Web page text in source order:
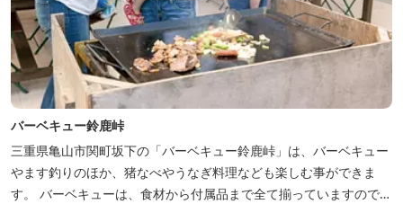
バーベキュー鈴鹿峠
三重県亀山市関町坂下の「バーベキュー鈴鹿峠」は、バーベキュー
やます釣りのほか、猪なべやうなぎ料理なども楽しむ事ができま
す。 バーベキューは、食材から付属品まで全て揃っていますので手